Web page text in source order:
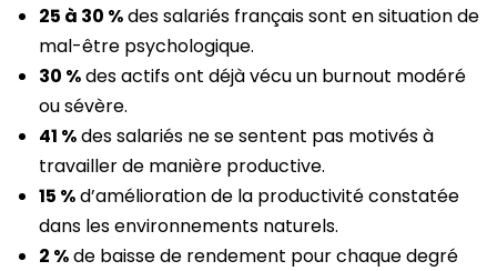
25 à 30 %des salariés français sont en situation de
mal-être psychologique.
30 %des actifs ont déjà vécu un burnout modéré
ou sévère.
41 %des salariés ne se sentent pas motivés à
travailler de manière productive.
15 %d’amélioration de la productivité constatée
dans les environnements naturels.
2 %de baisse de rendement pour chaque degré